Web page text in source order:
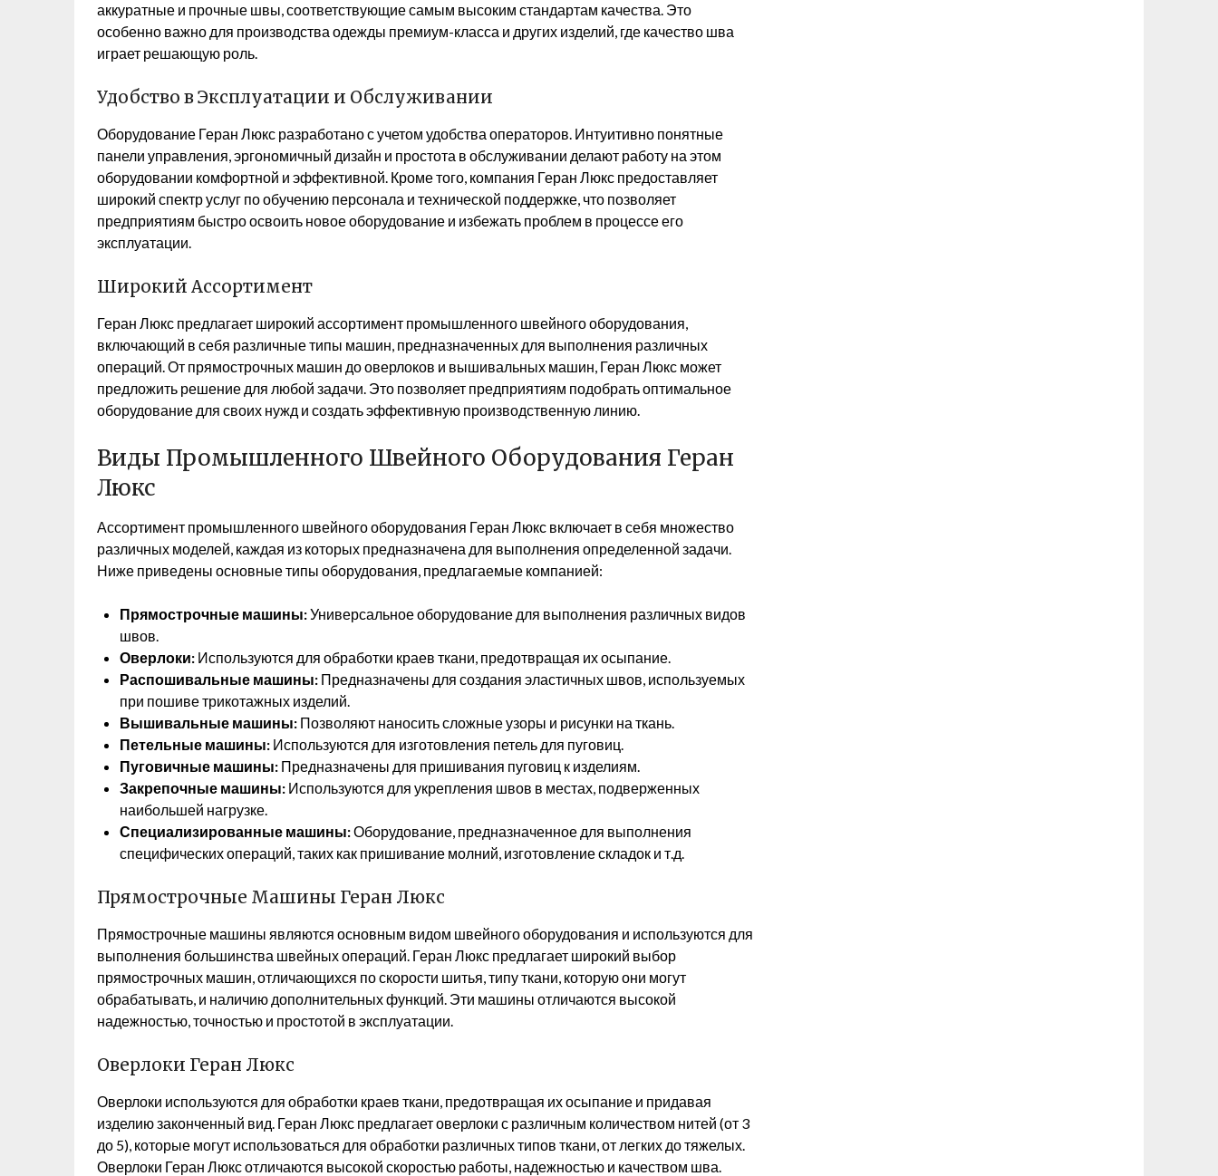
аккуратные и прочные швы, соответствующие самым высоким стандартам качества. Это
особенно важно для производства одежды премиум-класса и других изделий, где качество шва
играет решающую роль.
Удобство в Эксплуатации и Обслуживании
Оборудование Геран Люкс разработано с учетом удобства операторов. Интуитивно понятные
панели управления, эргономичный дизайн и простота в обслуживании делают работу на этом
оборудовании комфортной и эффективной. Кроме того, компания Геран Люкс предоставляет
широкий спектр услуг по обучению персонала и технической поддержке, что позволяет
предприятиям быстро освоить новое оборудование и избежать проблем в процессе его
эксплуатации.
Широкий Ассортимент
Геран Люкс предлагает широкий ассортимент промышленного швейного оборудования,
включающий в себя различные типы машин, предназначенных для выполнения различных
операций. От прямострочных машин до оверлоков и вышивальных машин, Геран Люкс может
предложить решение для любой задачи. Это позволяет предприятиям подобрать оптимальное
оборудование для своих нужд и создать эффективную производственную линию.
Виды Промышленного Швейного Оборудования Геран
Люкс
Ассортимент промышленного швейного оборудования Геран Люкс включает в себя множество
различных моделей, каждая из которых предназначена для выполнения определенной задачи.
Ниже приведены основные типы оборудования, предлагаемые компанией:
Прямострочные машины:Универсальное оборудование для выполнения различных видов
швов.
Оверлоки: Используются для обработки краев ткани, предотвращая их осыпание.
Распошивальные машины: Предназначены для создания эластичных швов, используемых
при пошиве трикотажных изделий.
Вышивальные машины: Позволяют наносить сложные узоры и рисунки на ткань.
Петельные машины: Используются для изготовления петель для пуговиц.
Пуговичные машины: Предназначены для пришивания пуговиц к изделиям.
Закрепочные машины: Используются для укрепления швов в местах, подверженных
наибольшей нагрузке.
Специализированные машины:Оборудование, предназначенное для выполнения
специфических операций, таких как пришивание молний, изготовление складок и т.д.
Прямострочные Машины Геран Люкс
Прямострочные машины являются основным видом швейного оборудования и используются для
выполнения большинства швейных операций. Геран Люкс предлагает широкий выбор
прямострочных машин, отличающихся по скорости шитья, типу ткани, которую они могут
обрабатывать, и наличию дополнительных функций. Эти машины отличаются высокой
надежностью, точностью и простотой в эксплуатации.
Оверлоки Геран Люкс
Оверлоки используются для обработки краев ткани, предотвращая их осыпание и придавая
изделию законченный вид. Геран Люкс предлагает оверлоки с различным количеством нитей (от 3
до 5), которые могут использоваться для обработки различных типов ткани, от легких до тяжелых.
Оверлоки Геран Люкс отличаются высокой скоростью работы, надежностью и качеством шва.